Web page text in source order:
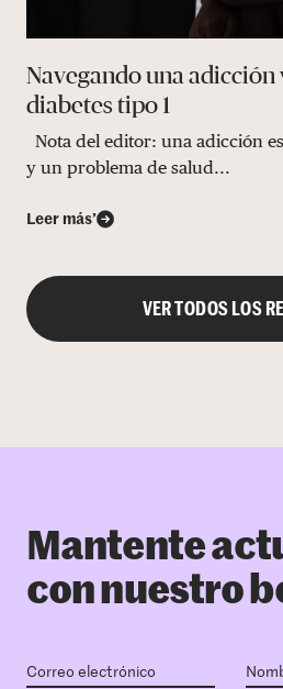
Navegando una
diabetes tipo 1
Nota del editor: una adicción
y un problema de salud...
Leer más’
VER TODOS LOS
Mantente
con nuestro